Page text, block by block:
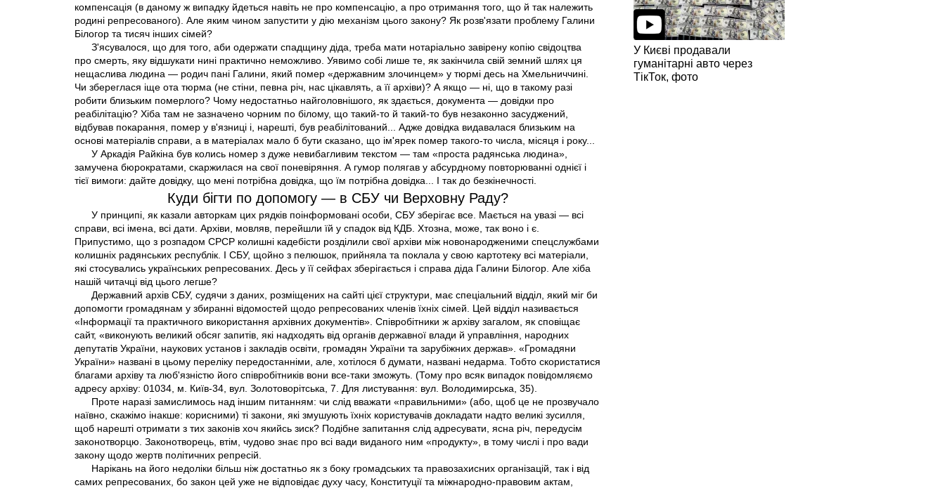
компенсація (в даному ж випадку йдеться навіть не про компенсацію, а про отримання того, що й так належить
родині репресованого). Але яким чином запустити у дію механізм цього закону? Як розв'язати проблему Галини
Білогор та тисяч інших сімей?
З'ясувалося, що для того, аби одержати спадщину діда, треба мати нотаріально завірену копію свідоцтва
про смерть, яку відшукати нині практично неможливо. Уявимо собі лише те, як закінчила свій земний шлях ця
нещаслива людина — родич пані Галини, який помер «державним злочинцем» у тюрмі десь на Хмельниччині.
Чи збереглася іще ота тюрма (не стіни, певна річ, нас цікавлять, а її архіви)? А якщо — ні, що в такому разі
робити близьким померлого? Чому недостатньо найголовнішого, як здається, документа — довідки про
реабілітацію? Хіба там не зазначено чорним по білому, що такий-то й такий-то був незаконно засуджений,
відбував покарання, помер у в'язниці і, нарешті, був реабілітований... Адже довідка видавалася близьким на
основі матеріалів справи, а в матеріалах мало б бути сказано, що ім'ярек помер такого-то числа, місяця і року...
У Аркадія Райкіна був колись номер з дуже невибагливим текстом — там «проста радянська людина»,
замучена бюрократами, скаржилася на свої поневiряння. А гумор полягав у абсурдному повторюванні однієї і
тієї вимоги: дайте довідку, що мені потрібна довідка, що їм потрібна довідка... І так до безкінечності.
Куди бігти по допомогу — в СБУ чи Верховну Раду?
У принципі, як казали авторкам цих рядків поінформовані особи, СБУ зберігає все. Мається на увазі — всі
справи, всі імена, всі дати. Архiви, мовляв, перейшли їй у спадок від КДБ. Хтозна, може, так воно і є.
Припустимо, що з розпадом СРСР колишні кадебісти розділили свої архіви між новонародженими спецслужбами
колишніх радянських республік. І СБУ, щойно з пелюшок, прийняла та поклала у свою картотеку всі матеріали,
які стосувались українських репресованих. Десь у її сейфах зберігається і справа діда Галини Білогор. Але хіба
нашій читачці від цього легше?
Державний архів СБУ, судячи з даних, розміщених на сайті цієї структури, має спеціальний відділ, який міг би
допомогти громадянам у збиранні відомостей щодо репресованих членів їхніх сімей. Цей відділ називається
«Інформації та практичного використання архівних документів». Співробітники ж архіву загалом, як сповіщає
сайт, «виконують великий обсяг запитів, які надходять від органів державної влади й управління, народних
депутатів України, наукових установ і закладів освіти, громадян України та зарубіжних держав». «Громадяни
України» названі в цьому переліку передостанніми, але, хотілося б думати, названі недарма. Тобто скористатися
благами архіву та люб'язністю його співробітників вони все-таки зможуть. (Тому про всяк випадок повідомляємо
адресу архіву: 01034, м. Київ-34, вул. Золотоворітська, 7. Для листування: вул. Володимирська, 35).
Проте наразі замислимось над іншим питанням: чи слід вважати «правильними» (або, щоб це не прозвучало
наївно, скажімо інакше: корисними) ті закони, які змушують їхніх користувачів докладати надто великі зусилля,
щоб нарешті отримати з тих законів хоч якийсь зиск? Подібне запитання слід адресувати, ясна річ, передусім
законотворцю. Законотворець, втім, чудово знає про всі вади виданого ним «продукту», в тому числі і про вади
закону щодо жертв політичних репресій.
Нарікань на його недоліки більш ніж достатньо як з боку громадських та правозахисних організацій, так і вiд
самих репресованих, бо закон цей уже не відповідає духу часу, Конституції та міжнародно-правовим актам,
У Києві продавали
гуманітарні авто через
ТікТок, фото